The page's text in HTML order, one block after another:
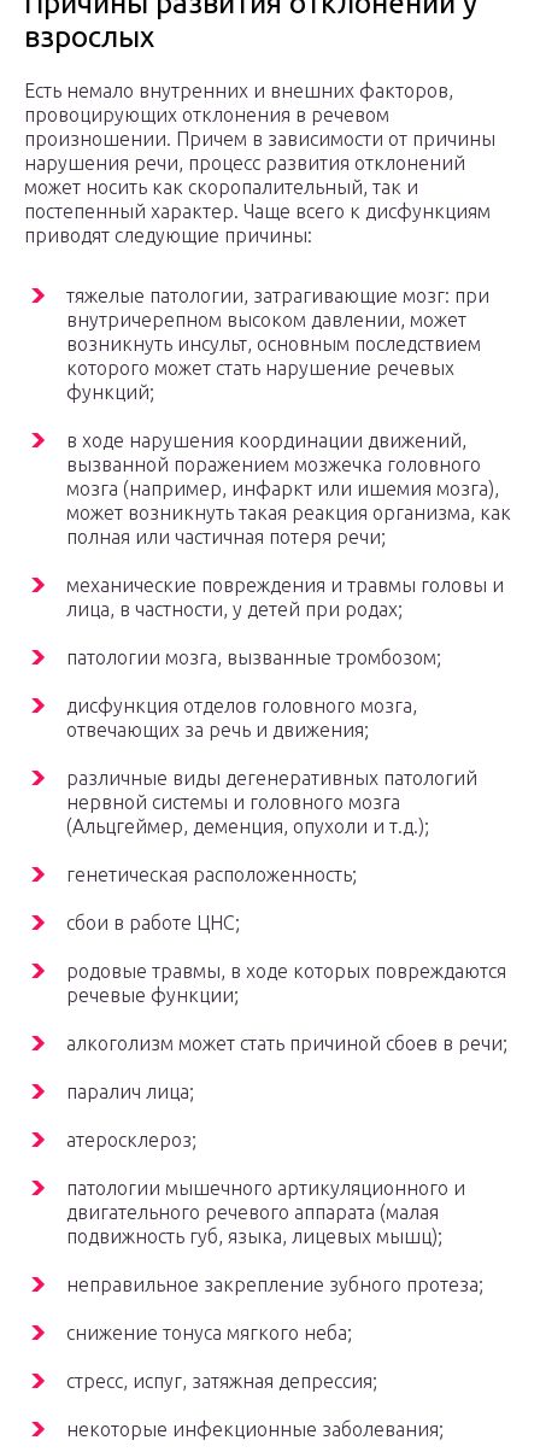
взрослых
Есть немало внутренних и внешних факторов,
провоцирующих отклонения в речевом
произношении. Причем в зависимости от причины
нарушения речи, процесс развития отклонений
может носить как скоропалительный, так и
постепенный характер. Чаще всего к дисфункциям
приводят следующие причины:
тяжелые патологии, затрагивающие мозг: при
внутричерепном высоком давлении, может
возникнуть инсульт, основным последствием
которого может стать нарушение речевых
функций;
в ходе нарушения координации движений,
вызванной поражением мозжечка головного
мозга (например, инфаркт или ишемия мозга),
может возникнуть такая реакция организма, как
полная или частичная потеря речи;
механические повреждения и травмы головы и
лица, в частности, у детей при родах;
патологии мозга, вызванные тромбозом;
дисфункция отделов головного мозга,
отвечающих за речь и движения;
различные виды дегенеративных патологий
нервной системы и головного мозга
(Альцгеймер, деменция, опухоли и т.д.);
генетическая расположенность;
сбои в работе ЦНС;
родовые травмы, в ходе которых повреждаются
речевые функции;
алкоголизм может стать причиной сбоев в речи;
паралич лица;
атеросклероз;
патологии мышечного артикуляционного и
двигательного речевого аппарата (малая
подвижность губ, языка, лицевых мышц);
неправильное закрепление зубного протеза;
снижение тонуса мягкого неба;
стресс, испуг, затяжная депрессия;
некоторые инфекционные заболевания;